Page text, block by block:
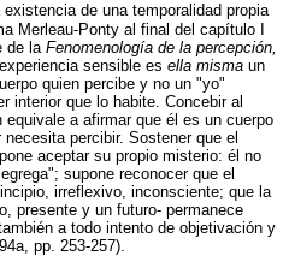
de una temporalidad propia
Merleau-Ponty al final del capítulo I
de la Fenomenología de la percepción,
sensible es ella misma un
quien percibe y no un "yo"
interior que lo habite. Concebir al
a afirmar que él es un cuerpo
percibir. Sostener que el
aceptar su propio misterio: él no
supone reconocer que el
irreflexivo, inconsciente; que la
presente y un futuro- permanece
a todo intento de objetivación y
pp. 253-257).